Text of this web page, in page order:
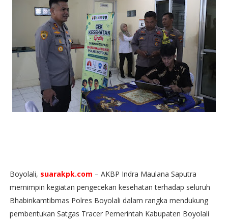
Boyolali, suarakpk.com – AKBP Indra Maulana Saputra
memimpin kegiatan pengecekan kesehatan terhadap seluruh
Bhabinkamtibmas Polres Boyolali dalam rangka mendukung
pembentukan Satgas Tracer Pemerintah Kabupaten Boyolali